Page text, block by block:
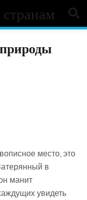
место, это
в
манит
увидеть